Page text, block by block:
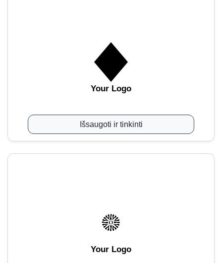
Your Logo
Išsaugoti ir tinkinti
Your Logo